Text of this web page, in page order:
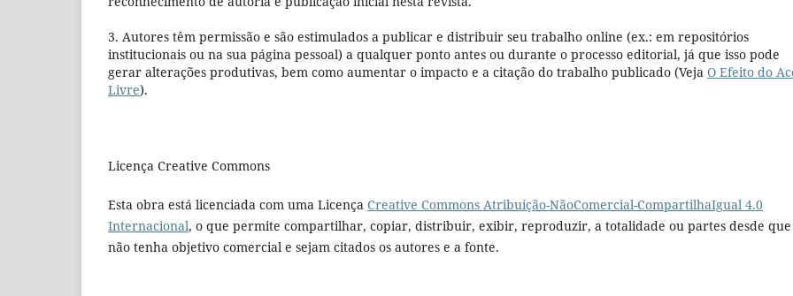
3. Autores têm permissão e são estimulados a publicar e distribuir seu trabalho online (ex.: em repositórios
institucionais ou na sua página pessoal) a qualquer ponto antes ou durante o processo editorial, já que isso pode
gerar alterações produtivas, bem como aumentar o impacto e a citação do trabalho publicado (Veja O Efeito do
Livre).
Licença Creative Commons
Esta obra está licenciada com uma Licença Creative Commons Atribuição-NãoComercial-CompartilhaIgual 4.0
Internacional, o que permite compartilhar, copiar, distribuir, exibir, reproduzir, a totalidade ou partes desde que
não tenha objetivo comercial e sejam citados os autores e a fonte.